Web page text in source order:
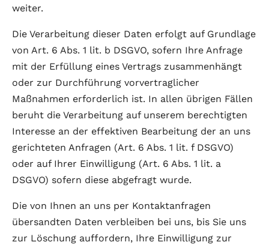
weiter.
Die Verarbeitung dieser Daten erfolgt auf Grundlage
von Art. 6 Abs. 1 lit. b DSGVO, sofern Ihre Anfrage
mit der Erfüllung eines Vertrags zusammenhängt
oder zur Durchführung vorvertraglicher
Maßnahmen erforderlich ist. In allen übrigen Fällen
beruht die Verarbeitung auf unserem berechtigten
Interesse an der effektiven Bearbeitung der an uns
gerichteten Anfragen (Art. 6 Abs. 1 lit. f DSGVO)
oder auf Ihrer Einwilligung (Art. 6 Abs. 1 lit. a
DSGVO) sofern diese abgefragt wurde.
Die von Ihnen an uns per Kontaktanfragen
übersandten Daten verbleiben bei uns, bis Sie uns
zur Löschung auffordern, Ihre Einwilligung zur